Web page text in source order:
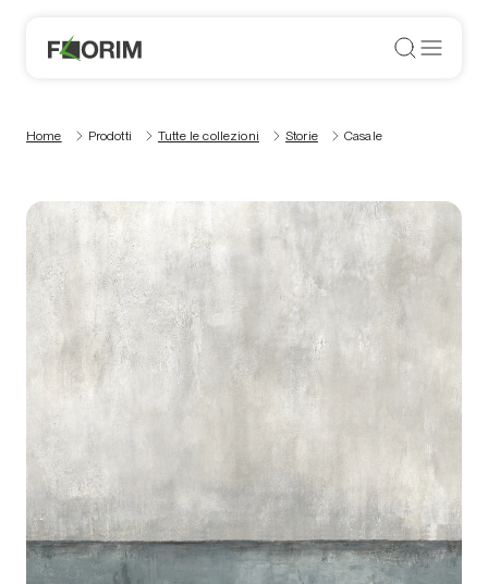
Home Prodotti Tutte le collezioni Storie Casale